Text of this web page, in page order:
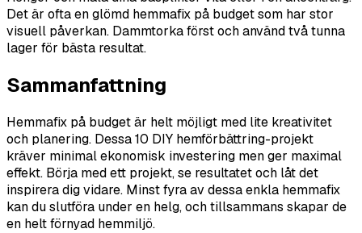
Det är ofta en glömd hemmafix på budget som har stor
visuell påverkan. Dammtorka först och använd två tunna
lager för bästa resultat.
Sammanfattning
Hemmafix på budget är helt möjligt med lite kreativitet
och planering. Dessa 10 DIY hemförbättring-projekt
kräver minimal ekonomisk investering men ger maximal
effekt. Börja med ett projekt, se resultatet och låt det
inspirera dig vidare. Minst fyra av dessa enkla hemmafix
kan du slutföra under en helg, och tillsammans skapar de
en helt förnyad hemmiljö.